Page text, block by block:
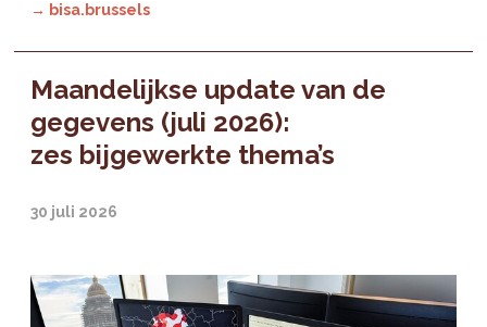
→ bisa.brussels
Maandelijkse update van de
gegevens (juli 2026):
zes bijgewerkte thema’s
30 juli 2026